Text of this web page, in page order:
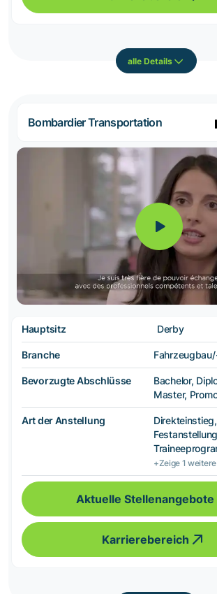
alle Details
Bombardier Transportation
Hauptsitz Derby
Branche
Bevorzugte Abschlüsse
Bachelor,
Master,
Art der Anstellung
Direkteinstieg,
+Zeige 1 weitere
Aktuelle Stellenangebote
Karrierebereich